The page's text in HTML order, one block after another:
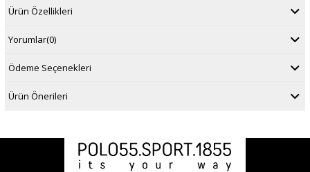
Ürün Özellikleri
Yorumlar(0)
Ödeme Seçenekleri
Ürün Önerileri